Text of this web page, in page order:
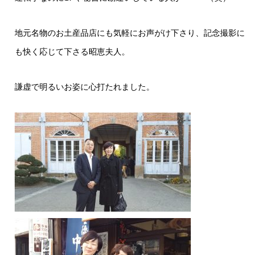
地元名物のお土産品店にも気軽にお声がけ下さり、記念撮影に
も快く応じて下さる昭恵夫人。
謙虚で明るいお姿に心打たれました。